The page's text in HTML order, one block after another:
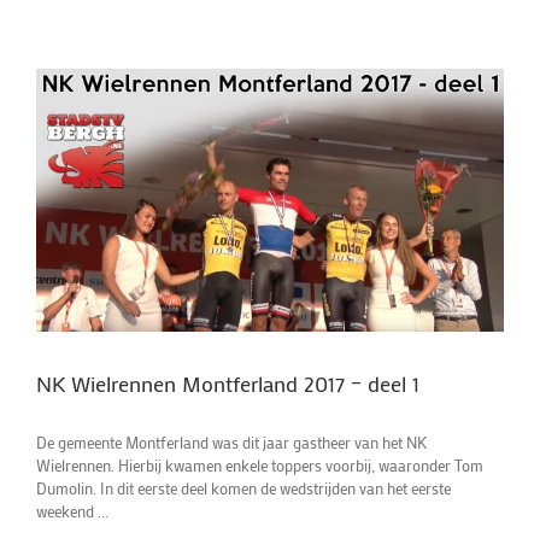
NK Wielrennen Montferland 2017 – deel 1
De gemeente Montferland was dit jaar gastheer van het NK
Wielrennen. Hierbij kwamen enkele toppers voorbij, waaronder Tom
Dumolin. In dit eerste deel komen de wedstrijden van het eerste
weekend ...